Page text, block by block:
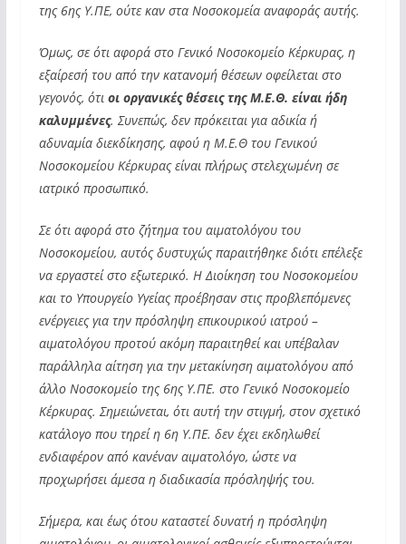
της 6ης Υ.ΠΕ, ούτε καν στα Νοσοκομεία αναφοράς αυτής.
Όμως, σε ότι αφορά στο Γενικό Νοσοκομείο Κέρκυρας, η
εξαίρεσή του από την κατανομή θέσεων οφείλεται στο
γεγονός, ότι οι οργανικές θέσεις της Μ.Ε.Θ. είναι ήδη
καλυμμένες. Συνεπώς, δεν πρόκειται για αδικία ή
αδυναμία διεκδίκησης, αφού η Μ.Ε.Θ του Γενικού
Νοσοκομείου Κέρκυρας είναι πλήρως στελεχωμένη σε
ιατρικό προσωπικό.
Σε ότι αφορά στο ζήτημα του αιματολόγου του
Νοσοκομείου, αυτός δυστυχώς παραιτήθηκε διότι επέλεξε
να εργαστεί στο εξωτερικό. Η Διοίκηση του Νοσοκομείου
και το Υπουργείο Υγείας προέβησαν στις προβλεπόμενες
ενέργειες για την πρόσληψη επικουρικού ιατρού –
αιματολόγου προτού ακόμη παραιτηθεί και υπέβαλαν
παράλληλα αίτηση για την μετακίνηση αιματολόγου από
άλλο Νοσοκομείο της 6ηςΥ.ΠΕ. στο Γενικό Νοσοκομείο
Κέρκυρας. Σημειώνεται, ότι αυτή την στιγμή, στον σχετικό
κατάλογο που τηρεί η 6ηΥ.ΠΕ. δεν έχει εκδηλωθεί
ενδιαφέρον από κανέναν αιματολόγο, ώστε να
προχωρήσει άμεσα η διαδικασία πρόσληψής του.
Σήμερα, και έως ότου καταστεί δυνατή η πρόσληψη